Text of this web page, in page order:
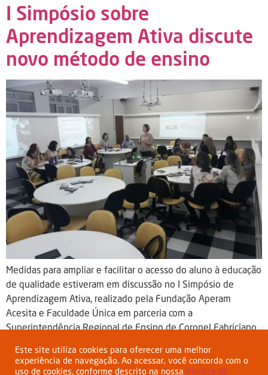
I Simpósio sobre
Aprendizagem Ativa discute
novo método de ensino
Medidas para ampliar e facilitar o acesso do aluno à educação
de qualidade estiveram em discussão no I Simpósio de
Aprendizagem Ativa, realizado pela Fundação Aperam
Acesita e Faculdade Única em parceria com a
Superintendência Regional de Ensino de Coronel Fabriciano.
escolas de Timóteo, Antônio Dias, […]
Este site utiliza cookies para oferecer uma melhor
experiência de navegação. Ao acessar, você concorda com o
uso de cookies, conforme descrito na nossa Política de